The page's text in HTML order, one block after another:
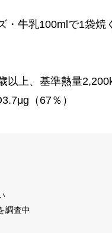
・牛乳100mlで1袋
以上、基準熱量
（67％）
調査中